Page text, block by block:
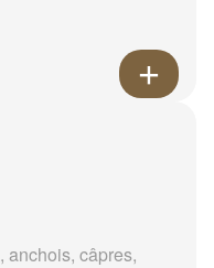
anchois, câpres,